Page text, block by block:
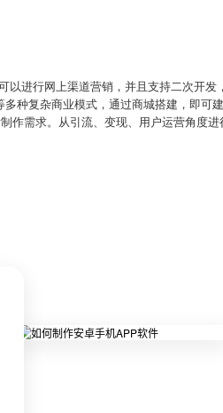
以进行网上渠道营销，并且支持二次开发
种复杂商业模式，通过商城搭建，即可
需求。从引流、变现、用户运营角度进